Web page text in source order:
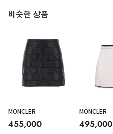
비슷한 상품
MONCLER
455,000
MONCLER
495,000